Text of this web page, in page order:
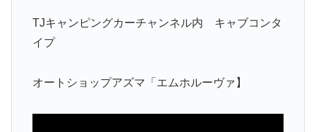
TJキャンピングカーチャンネル内 キャブコンタ
イプ
オートショップアズマ「エムホルーヴァ】